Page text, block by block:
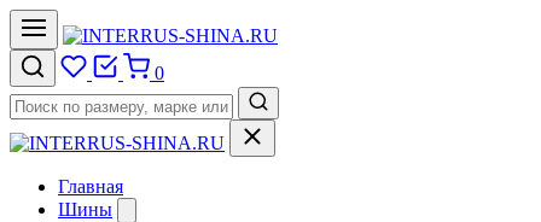
0
Главная
Шины